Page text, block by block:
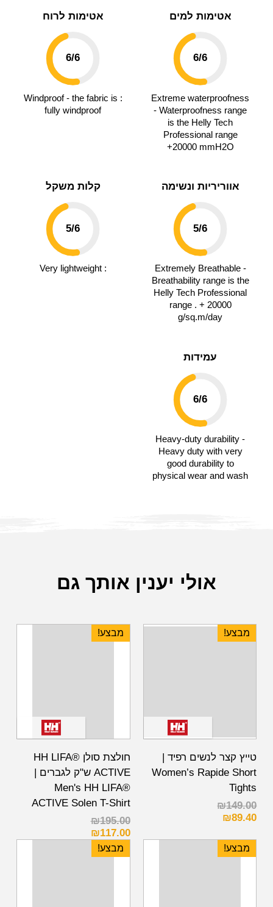
אטימות למים
6/6
Extreme waterproofness
- Waterproofness range
is the Helly Tech
Professional range
+20000 mmH2O
אטימות לרוח
6/6
: Windproof - the fabric is
fully windproof
אווריריות ונשימה
5/6
Extremely Breathable -
Breathability range is the
Helly Tech Professional
range . + 20000
g/sq.m/day
קלות משקל
5/6
: Very lightweight
עמידות
6/6
Heavy-duty durability -
Heavy duty with very
good durability to
physical wear and wash
אולי יענין אותך גם
מבצע!
טייץ קצר לנשים רפיד |
Women’s Rapide Short
Tights
₪149.00
₪89.40
מבצע!
חולצת סולן HH LIFA®
ACTIVE ש"ק לגברים |
Men's HH LIFA®
ACTIVE Solen T-Shirt
₪195.00
₪117.00
מבצע! מבצע!